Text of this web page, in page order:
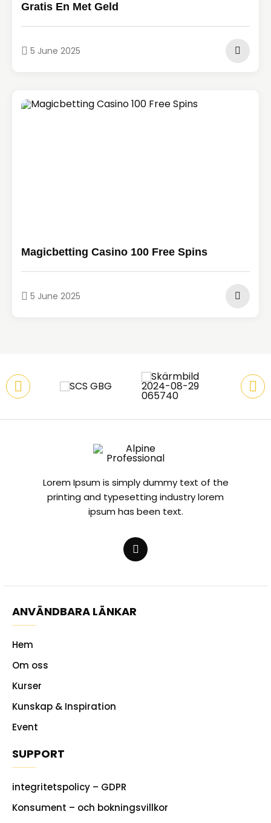
Gratis En Met Geld
5 June 2025
Magicbetting Casino 100 Free Spins
5 June 2025
Lorem Ipsum is simply dummy text of the
printing and typesetting industry lorem
ipsum has been text.
ANVÄNDBARA LÄNKAR
Hem
Om oss
Kurser
Kunskap & Inspiration
Event
SUPPORT
integritetspolicy – GDPR
Konsument – och bokningsvillkor